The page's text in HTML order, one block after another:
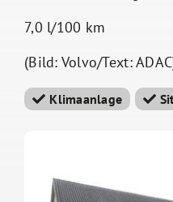
7,0 l/100 km
(Bild: Volvo/Text:
Klimaanlage